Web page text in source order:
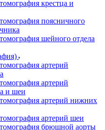
крестца и
поясничного
шейного отдела
артерий
артерий
и шеи
артерий нижних
артерий шеи
брюшной аорты